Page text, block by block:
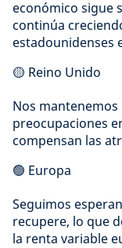
económico sigue
continúa
estadounidenses
🟡 Reino Unido
Nos mantenemos
preocupaciones
compensan las
🟢 Europa
Seguimos
recupere, lo que
la renta variable